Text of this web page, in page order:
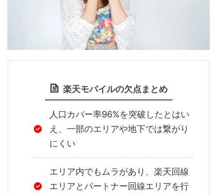
楽天モバイルの欠点まとめ
人口カバー率96%を突破したとはい
え、一部のエリアや地下では繋がり
にくい
エリア内でもムラがあり、楽天回線
エリアとパートナー回線エリアを行